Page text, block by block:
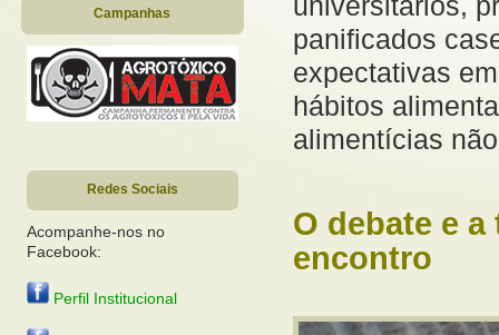
Campanhas
Redes Sociais
Acompanhe-nos no
Facebook:
Perfil Institucional
panificados
expectativas
hábitos
alimentícias
O debate e
encontro